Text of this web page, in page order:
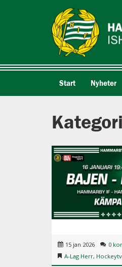
Start Nyheter
15 jan 2026
0
A-Lag Herr,